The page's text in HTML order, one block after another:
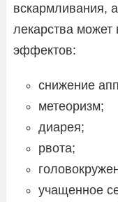
вскармливания,
лекарства
эффектов:
снижение
метеоризм;
диарея;
рвота;
учащенное